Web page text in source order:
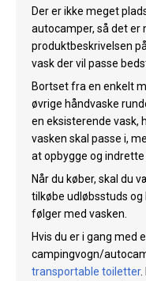
Der er ikke meget
autocamper, så det er
produktbeskrivelsen
vask der vil passe
Bortset fra en enkelt
øvrige håndvaske
en eksisterende vask,
vasken skal passe i,
at opbygge og
Når du køber, skal du
tilkøbe udløbsstuds og
følger med vasken.
Hvis du er i gang med
campingvogn/
transportable toiletter.